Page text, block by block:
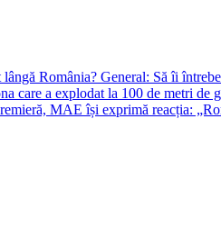
lângă România? General: Să îi
care a explodat la 100 de metri de
MAE își exprimă reacția: